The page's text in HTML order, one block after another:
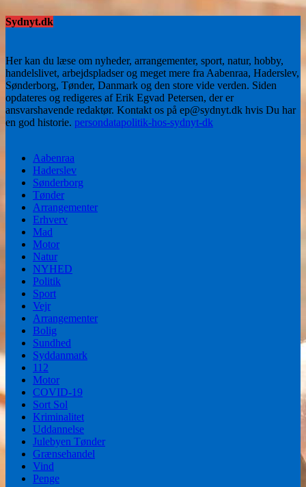
Sydnyt.dk
Her kan du læse om nyheder, arrangementer, sport, natur, hobby,
handelslivet, arbejdspladser og meget mere fra Aabenraa, Haderslev,
Sønderborg, Tønder, Danmark og den store vide verden. Siden
opdateres og redigeres af Erik Egvad Petersen, der er
ansvarshavende redaktør. Kontakt os på ep@sydnyt.dk hvis Du har
en god historie. persondatapolitik-hos-sydnyt-dk
Aabenraa
Haderslev
Sønderborg
Tønder
Arrangementer
Erhverv
Mad
Motor
Natur
NYHED
Politik
Sport
Vejr
Arrangementer
Bolig
Sundhed
Syddanmark
112
Motor
COVID-19
Sort Sol
Kriminalitet
Uddannelse
Julebyen Tønder
Grænsehandel
Vind
Penge